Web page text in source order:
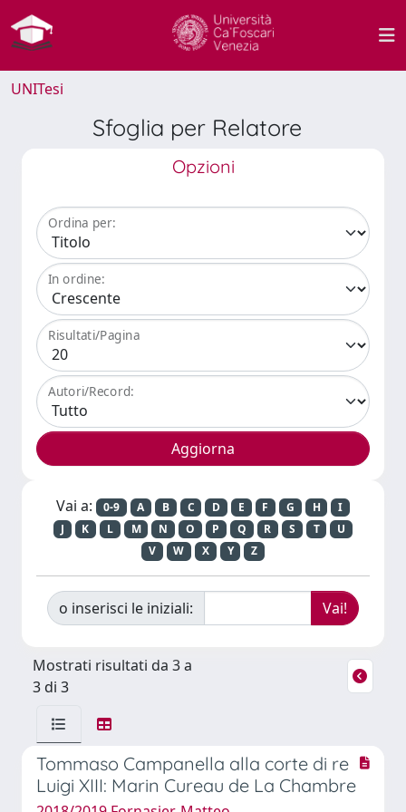
UNITesi
Sfoglia per Relatore
Opzioni
Ordina per:
In ordine:
Risultati/Pagina
Autori/Record:
Vai a: 0-9 A B C D E F G H
I
J
K L M N O P Q R S T
U
V
W X Y Z
o inserisci le iniziali:
Mostrati risultati da 3 a
3 di 3
Tommaso Campanella alla corte di re
Luigi XIII: Marin Cureau de La Chambre